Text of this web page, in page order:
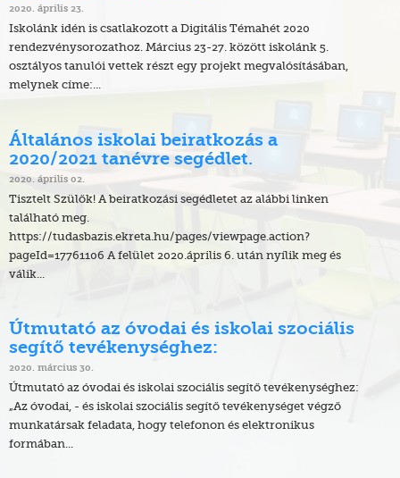
2020. április 23.
Iskolánk idén is csatlakozott a Digitális Témahét 2020
rendezvénysorozathoz. Március 23-27. között iskolánk 5.
osztályos tanulói vettek részt egy projekt megvalósításában,
melynek címe:...
Általános iskolai beiratkozás a
2020/2021 tanévre segédlet.
2020. április 02.
Tisztelt Szülők! A beiratkozási segédletet az alábbi linken
található meg.
https://tudasbazis.ekreta.hu/pages/viewpage.action?
pageId=17761106 A felület 2020.április 6. után nyílik meg és
válik...
Útmutató az óvodai és iskolai szociális
segítő tevékenységhez:
2020. március 30.
Útmutató az óvodai és iskolai szociális segítő tevékenységhez:
„Az óvodai, - és iskolai szociális segítő tevékenységet végző
munkatársak feladata, hogy telefonon és elektronikus
formában...